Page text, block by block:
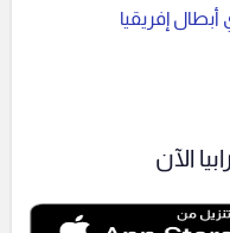
إفريقيا
الآن